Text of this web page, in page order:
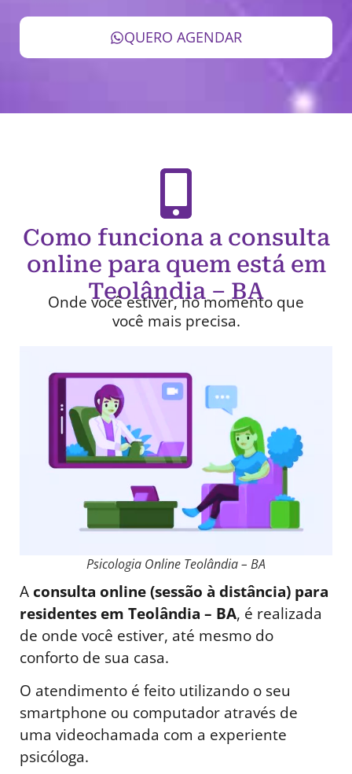
QUERO AGENDAR
Como funciona a consulta
online para quem está em
Teolândia – BA
Onde você estiver, no momento que
você mais precisa.
Psicologia Online Teolândia – BA
Aconsulta online (sessão à distância) para
residentes em Teolândia – BA, é realizada
de onde você estiver, até mesmo do
conforto de sua casa.
O atendimento é feito utilizando o seu
smartphone ou computador através de
uma videochamada com a experiente
psicóloga.